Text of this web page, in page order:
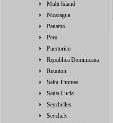
Multi Island
Nicaragua
Panama
Peru
Puertorico
Republica Dominicana
Reunion
Saint Thomas
Santa Lucia
Seychelles
Seychely